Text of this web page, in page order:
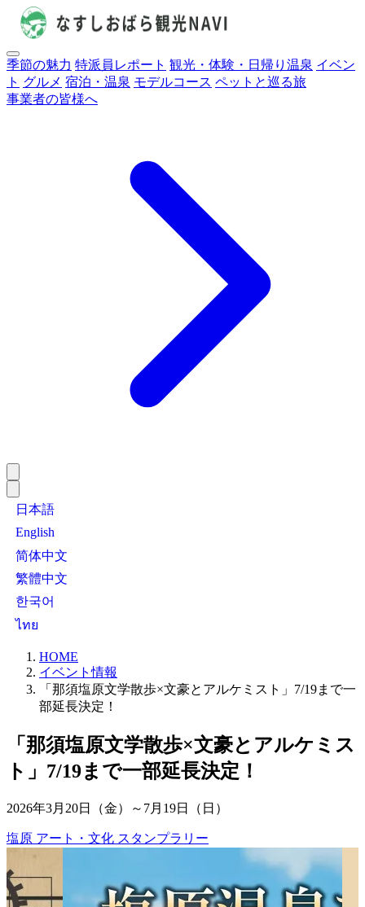
季節の魅力 特派員レポート 観光・体験・日帰り温泉 イベン
ト グルメ 宿泊・温泉 モデルコース ペットと巡る旅
事業者の皆様へ
日本語
English
简体中文
繁體中文
한국어
ไทย
HOME
イベント情報
「那須塩原文学散歩×文豪とアルケミスト」7/19まで一
部延長決定！
「那須塩原文学散歩×文豪とアルケミス
ト」7/19まで一部延長決定！
2026年3月20日（金）～7月19日（日）
塩原 アート・文化 スタンプラリー